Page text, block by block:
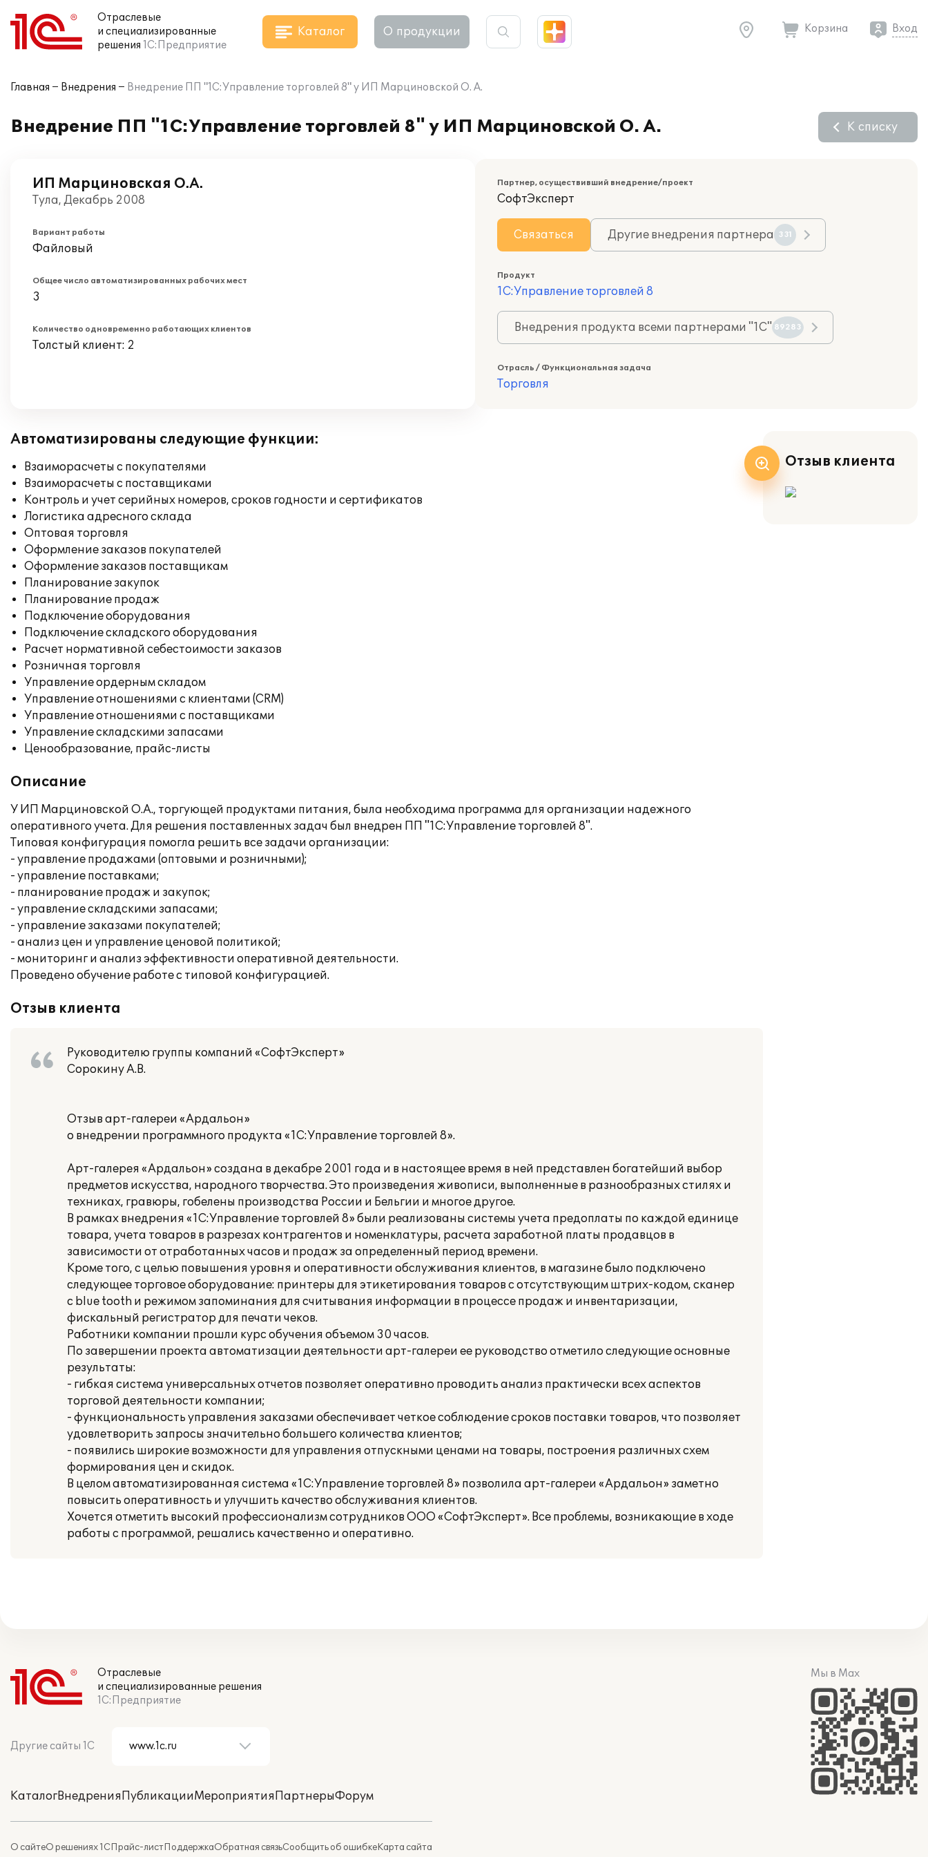
Отраслевые
и специализированные
решения 1С:Предприятие
Каталог О продукции Корзина Вход
Главная Внедрения Внедрение ПП "1С:Управление торговлей 8" у ИП Марциновской О. А.
Внедрение ПП "1С:Управление торговлей 8" у ИП Марциновской О. А. К списку
ИП Марциновская О.А.
Тула, Декабрь 2008
Вариант работы
Файловый
Общее число автоматизированных рабочих мест
3
Количество одновременно работающих клиентов
Толстый клиент: 2
Партнер, осуществивший внедрение/проект
СофтЭксперт
Связаться Другие внедрения партнера 331
Продукт
1С:Управление торговлей 8
Внедрения продукта всеми партнерами "1С" 89283
Отрасль / Функциональная задача
Торговля
Автоматизированы следующие функции:
Взаиморасчеты с покупателями
Взаиморасчеты с поставщиками
Контроль и учет серийных номеров, сроков годности и сертификатов
Логистика адресного склада
Оптовая торговля
Оформление заказов покупателей
Оформление заказов поставщикам
Планирование закупок
Планирование продаж
Подключение оборудования
Подключение складского оборудования
Расчет нормативной себестоимости заказов
Розничная торговля
Управление ордерным складом
Управление отношениями с клиентами (CRM)
Управление отношениями с поставщиками
Управление складскими запасами
Ценообразование, прайс-листы
Описание
У ИП Марциновской О.А., торгующей продуктами питания, была необходима программа для организации надежного
оперативного учета. Для решения поставленных задач был внедрен ПП "1С:Управление торговлей 8".
Типовая конфигурация помогла решить все задачи организации:
- управление продажами (оптовыми и розничными);
- управление поставками;
- планирование продаж и закупок;
- управление складскими запасами;
- управление заказами покупателей;
- анализ цен и управление ценовой политикой;
- мониторинг и анализ эффективности оперативной деятельности.
Проведено обучение работе с типовой конфигурацией.
Отзыв клиента
Руководителю группы компаний «СофтЭксперт»
Сорокину А.В.
Отзыв арт-галереи «Ардальон»
о внедрении программного продукта «1С:Управление торговлей 8».
Арт-галерея «Ардальон» создана в декабре 2001 года и в настоящее время в ней представлен богатейший выбор
предметов искусства, народного творчества. Это произведения живописи, выполненные в разнообразных стилях и
техниках, гравюры, гобелены производства России и Бельгии и многое другое.
В рамках внедрения «1С:Управление торговлей 8» были реализованы системы учета предоплаты по каждой единице
товара, учета товаров в разрезах контрагентов и номенклатуры, расчета заработной платы продавцов в
зависимости от отработанных часов и продаж за определенный период времени.
Кроме того, с целью повышения уровня и оперативности обслуживания клиентов, в магазине было подключено
следующее торговое оборудование: принтеры для этикетирования товаров с отсутствующим штрих-кодом, сканер
с blue tooth и режимом запоминания для считывания информации в процессе продаж и инвентаризации,
фискальный регистратор для печати чеков.
Работники компании прошли курс обучения объемом 30 часов.
По завершении проекта автоматизации деятельности арт-галереи ее руководство отметило следующие основные
результаты:
- гибкая система универсальных отчетов позволяет оперативно проводить анализ практически всех аспектов
торговой деятельности компании;
- функциональность управления заказами обеспечивает четкое соблюдение сроков поставки товаров, что позволяет
удовлетворить запросы значительно большего количества клиентов;
- появились широкие возможности для управления отпускными ценами на товары, построения различных схем
формирования цен и скидок.
В целом автоматизированная система «1С:Управление торговлей 8» позволила арт-галереи «Ардальон» заметно
повысить оперативность и улучшить качество обслуживания клиентов.
Хочется отметить высокий профессионализм сотрудников ООО «СофтЭксперт». Все проблемы, возникающие в ходе
работы с программой, решались качественно и оперативно.
Отзыв клиента
Отраслевые
и специализированные решения
1С:Предприятие
Другие сайты 1С
КаталогВнедренияПубликацииМероприятияПартнерыФорум
О сайтеО решениях 1СПрайс-листПоддержкаОбратная связьСообщить об ошибкеКарта сайта
Мы в Max